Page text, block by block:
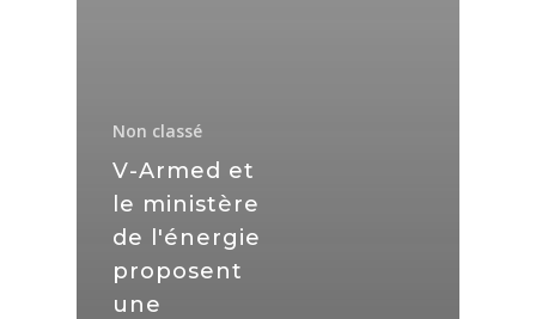
Non classé
V-Armed et
le ministère
de l'énergie
proposent
une